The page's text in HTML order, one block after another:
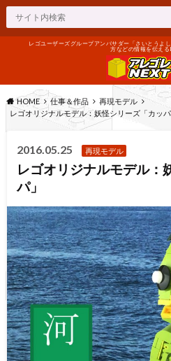
レゴユーザーズグループアンバサダー「さいとうよ
方などの情報を伝える
HOME 仕事＆作品
再現モデル
レゴオリジナルモデル：妖怪シリーズ「カッパ
2016.05.25 再現モデル
レゴオリジナルモデル：
パ」